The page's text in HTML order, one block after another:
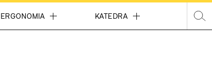
ERGONOMIA KATEDRA